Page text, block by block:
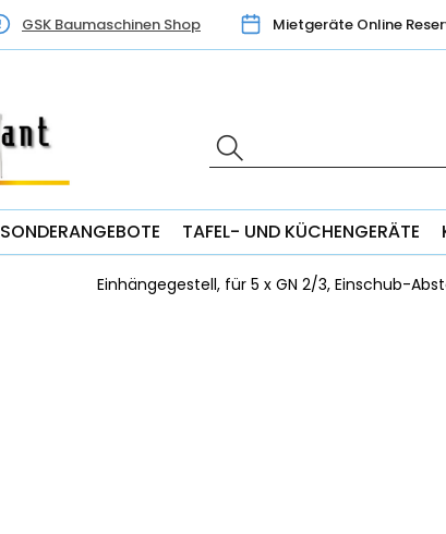
GSK Baumaschinen Shop Mietgeräte Online
SONDERANGEBOTE TAFEL- UND KÜCHENGERÄTE
Einhängegestell, für 5 x GN 2/3, Einschub-